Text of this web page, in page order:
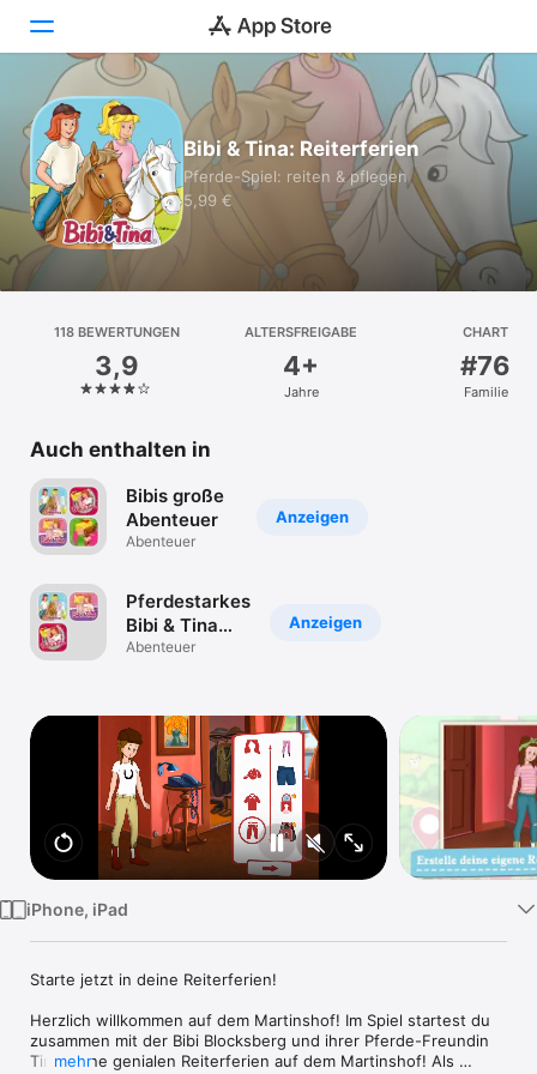
Heute
Spiele
Apps
Plattform
iPhone
Vision
Watch
TV
Bibi & Tina: Reiterferien
Pferde-Spiel: reiten & pflegen
5,99 €
118 BEWERTUNGEN
3,9
ALTERSFREIGABE
4+
Jahre
CHART
#76
Familie
Auch enthalten in
Anzeigen
Bibis große
Abenteuer
Abenteuer
Anzeigen
Pferdestarkes
Bibi & Tina
Fan-Bundle
Abenteuer
iPhone, iPad
Starte jetzt in deine Reiterferien!
Herzlich willkommen auf dem Martinshof! Im Spiel startest du
zusammen mit der Bibi Blocksberg und ihrer Pferde-Freundin
Tina deine genialen Reiterferien auf dem Martinshof! Als
mehr